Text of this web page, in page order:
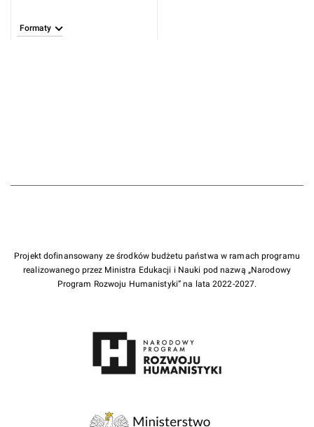
Formaty
Projekt dofinansowany ze środków budżetu państwa w ramach programu
realizowanego przez Ministra Edukacji i Nauki pod nazwą „Narodowy
Program Rozwoju Humanistyki” na lata 2022-2027.